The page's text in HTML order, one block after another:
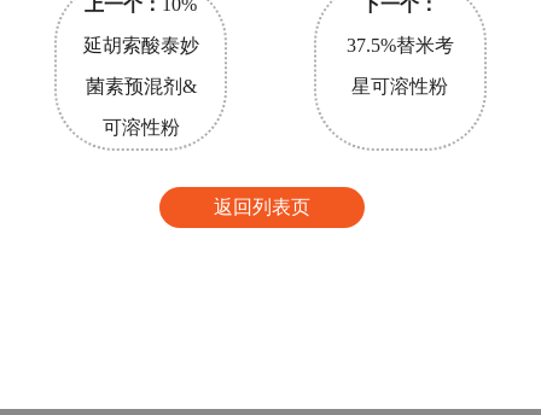
上一个： 10%
延胡索酸泰妙
菌素预混剂&
可溶性粉
下一个：
37.5%替米考
星可溶性粉
返回列表页